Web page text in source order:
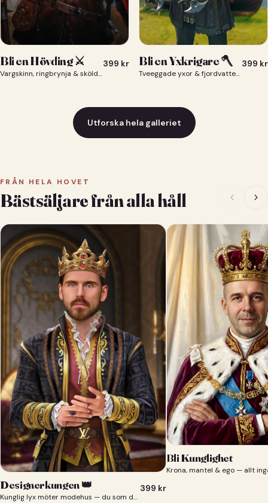
Bli en Hövding ⚔️
Vargskinn, ringbrynja & sköld — du som nordisk krigsherre ⚔️
399 kr Bli en Yxkrigare 🪓
Tveeggade yxor & fjordvatten bakom dig 🪓
399 kr
Utforska hela galleriet
FRÅN HELA HOVET
Bästsäljare från alla håll
Designerkungen 👑
Kunglig lyx möter modehus — du som designerkung 👑
399 kr
Bli Kunglighet
Krona, mantel & ego — allt